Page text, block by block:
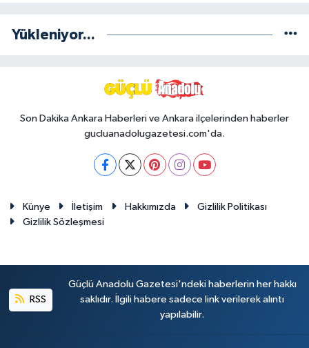
Yükleniyor...
Son Dakika Ankara Haberleri ve Ankara ilçelerinden haberler
gucluanadolugazetesi.com'da.
Künye İletişim Hakkımızda
Gizlilik Politikası
Gizlilik Sözleşmesi
RSS
Güçlü Anadolu Gazetesi'ndeki haberlerin her hakkı
saklıdır. İlgili habere sadece link verilerek alıntı
yapılabilir.